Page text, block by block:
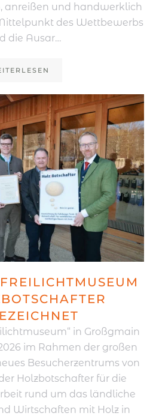
anreißen und handwerklich
des Wettbewerbs
die Ausar…
in Großgmain
im Rahmen der großen
Besucherzentrums von
Holzbotschafter für die
rund um das ländliche
Wirtschaften mit Holz in